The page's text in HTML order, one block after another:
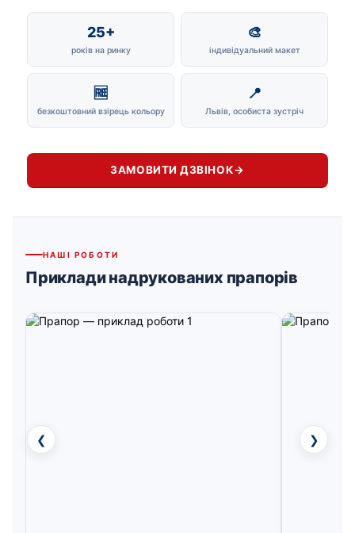
25+
років на ринку
🎨
індивідуальний макет
🆓
безкоштовний взірець кольору
📍
Львів, особиста зустріч
ЗАМОВИТИ ДЗВІНОК→
НАШІ РОБОТИ
Приклади надрукованих прапорів
❮ ❯